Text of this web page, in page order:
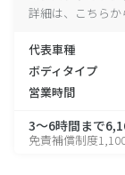
詳細は、こちらか
代表車種
ボディタイプ
営業時間
3～6時間まで
免責補償制度